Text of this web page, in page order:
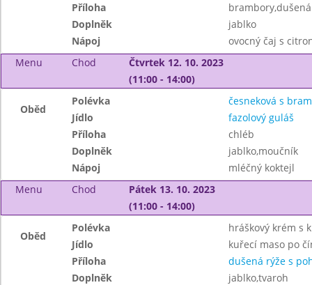
Příloha
Doplněk
jablko
Nápoj
ovocný čaj s
Menu
Chod
Čtvrtek 12. 10. 2023
(11:00 - 14:00)
Oběd
Polévka
česneková s
Jídlo
fazolový guláš
Příloha
chléb
Doplněk
jablko,moučník
Nápoj
mléčný koktejl
Menu
Chod
Pátek 13. 10. 2023
(11:00 - 14:00)
Oběd
Polévka
hráškový krém s
Jídlo
kuřecí maso po
Příloha
dušená rýže s
Doplněk
jablko,tvaroh